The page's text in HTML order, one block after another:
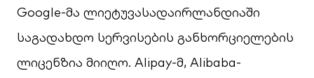
Google-მა ლიეტუვასადაირლანდიაში
საგადახდო სერვისების განხორციელების
ლიცენზია მიიღო. Alipay-მ, Alibaba-